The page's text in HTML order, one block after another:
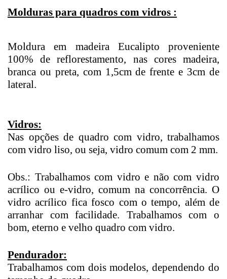
Molduras para quadros com vidros :
Moldura em madeira Eucalipto proveniente
100% de reflorestamento, nas cores madeira,
branca ou preta, com 1,5cm de frente e 3cm de
lateral.
Vidros:
Nas opções de quadro com vidro, trabalhamos
com vidro liso, ou seja, vidro comum com 2 mm.
Obs.: Trabalhamos com vidro e não com vidro
acrílico ou e-vidro, comum na concorrência. O
vidro acrílico fica fosco com o tempo, além de
arranhar com facilidade. Trabalhamos com o
bom, eterno e velho quadro com vidro.
Pendurador:
Trabalhamos com dois modelos, dependendo do